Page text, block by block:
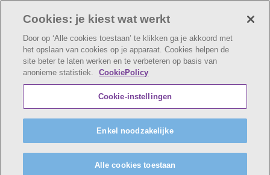
© AZ Voorkempen
Cookie verklaring
Privacybeleid
Webtoegankelijkheidsverklaring
AZ Voorkempen maakt deel uit van
Maatschappelijke zetel Edgard Tinellaan 1c, 2800
BE 0411 515 075, RPR Antwerpen (Mechelen)
Cookies: je kiest wat werkt
Door op ‘Alle cookies toestaan’ te klikken ga je akkoord met
het opslaan van cookies op je apparaat. Cookies helpen de
site beter te laten werken en te verbeteren op basis van
anonieme statistiek.
CookiePolicy
Cookie-instellingen
Enkel noodzakelijke
Alle cookies toestaan